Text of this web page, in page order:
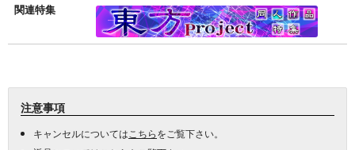
関連特集
注意事項
キャンセルについては こちらをご覧下さい。